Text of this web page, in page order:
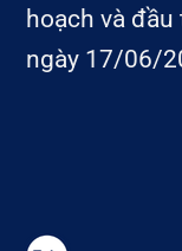
hoạch và đầu
ngày 17/06/